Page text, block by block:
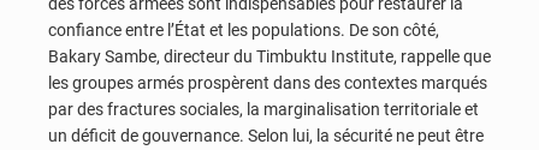
confiance entre l’État et les populations. De son côté,
Bakary Sambe, directeur du Timbuktu Institute, rappelle que
les groupes armés prospèrent dans des contextes marqués
par des fractures sociales, la marginalisation territoriale et
un déficit de gouvernance. Selon lui, la sécurité ne peut être